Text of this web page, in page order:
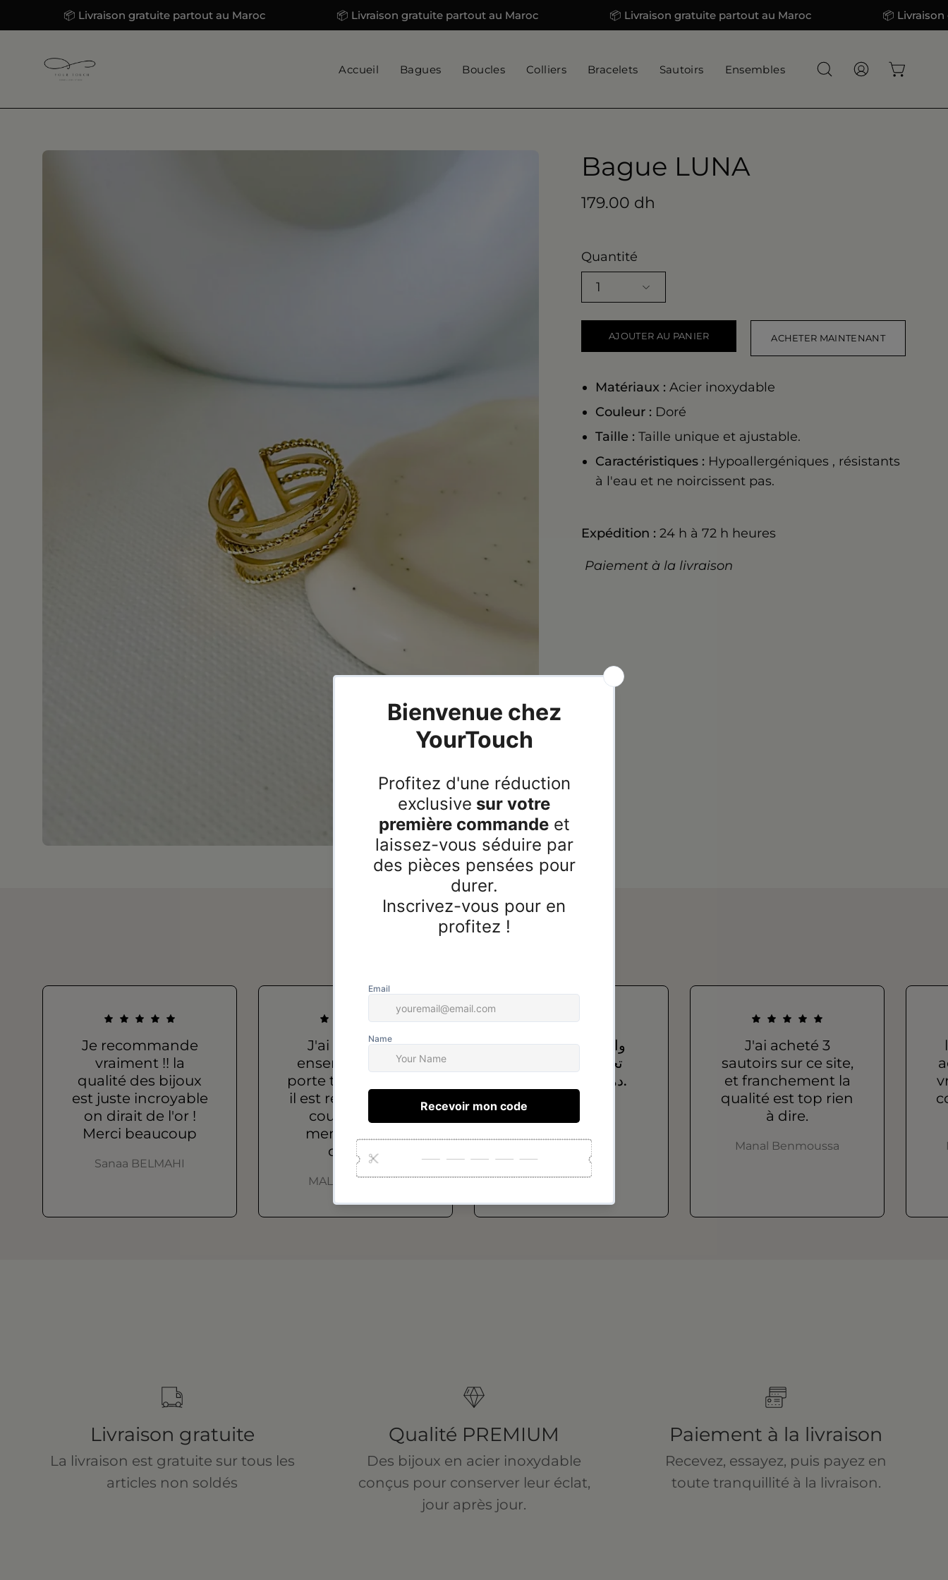
📦 Livraison gratuite partout au Maroc 📦 Livraison gratuite partout au Maroc 📦 Livraison gratuite partout au Maroc 📦 Livraison
Accueil Bagues Boucles Colliers Bracelets Sautoirs Ensembles
Ouvrir
barre
Mon
Ouvrir
Ouvrir
Bague LUNA
179.00 dh
Quantité
1
AJOUTER AU PANIER ACHETER MAINTENANT
Matériaux : Acier inoxydable
Couleur : Doré
Taille : Taille unique et ajustable.
Caractéristiques : Hypoallergéniques , résistants
à l'eau et ne noircissent pas.
Expédition : 24 h à 72 h heures
Paiement à la livraison
Avis de nos clients
Je recommande
vraiment !! la
qualité des bijoux
est juste incroyable
on dirait de l'or !
Merci beaucoup
Sanaa BELMAHI
J'ai acheté un
ensemble que je
porte tous les jours,
il est resté intact, la
couleur est la
meme, bonne
qualité !
MALAK Bouldine
واعرين، إلا شفتيهم
تحلفي عليهم حتى
دهب… شكراً بزاف.
سعاد
سعاد
J'ai acheté 3
sautoirs sur ce site,
et franchement la
qualité est top rien
à dire.
Manal Benmoussa
Livraison gratuite
La livraison est gratuite sur tous les
articles non soldés
Qualité PREMIUM
Des bijoux en acier inoxydable
conçus pour conserver leur éclat,
jour après jour.
Paiement à la livraison
Recevez, essayez, puis payez en
toute tranquillité à la livraison.